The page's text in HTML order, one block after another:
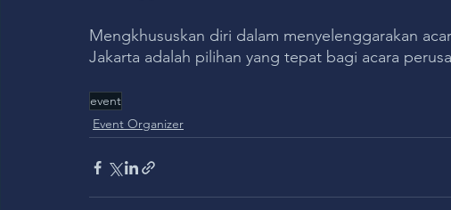
Mengkhususkan diri dalam menyelenggarakan
Jakarta adalah pilihan yang tepat bagi acara
event
Event Organizer